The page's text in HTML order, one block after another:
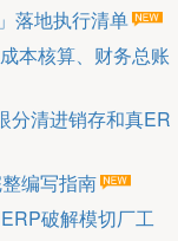
落地执行清单
本核算、财务总账
分清进销存和真ER
编写指南
破解模切厂工